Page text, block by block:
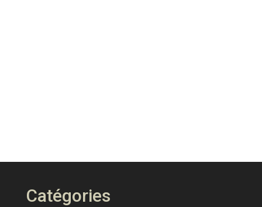
Catégories